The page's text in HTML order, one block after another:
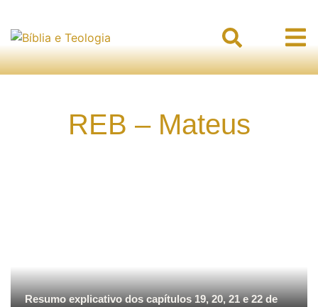
REB – Mateus
Resumo explicativo dos capítulos 19, 20, 21 e 22 de